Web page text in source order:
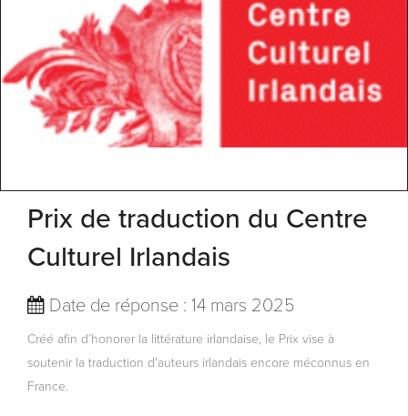
Prix de traduction du Centre
Culturel Irlandais
Date de réponse : 14 mars 2025
Créé afin d’honorer la littérature irlandaise, le Prix vise à
soutenir la traduction d'auteurs irlandais encore méconnus en
France.